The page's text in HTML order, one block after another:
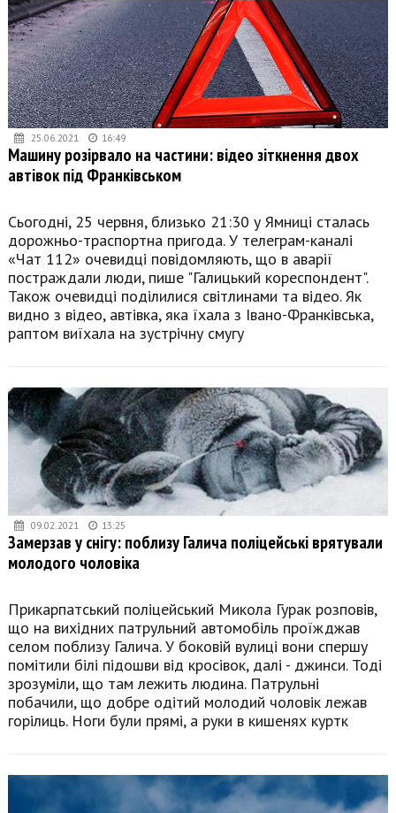
25.06.2021 16:49
Машину розірвало на частини: відео зіткнення двох
автівок під Франківськом
Сьогодні, 25 червня, близько 21:30 у Ямниці сталась
дорожньо-траспортна пригода. У телеграм-каналі
«Чат 112» очевидці повідомляють, що в аварії
постраждали люди, пише "Галицький кореспондент".
Також очевидці поділилися світлинами та відео. Як
видно з відео, автівка, яка їхала з Івано-Франківська,
раптом виїхала на зустрічну смугу
09.02.2021 13:25
Замерзав у снігу: поблизу Галича поліцейські врятували
молодого чоловіка
Прикарпатський поліцейський Микола Гурак розповів,
що на вихідних патрульний автомобіль проїжджав
селом поблизу Галича. У боковій вулиці вони спершу
помітили білі підошви від кросівок, далі - джинси. Тоді
зрозуміли, що там лежить людина. Патрульні
побачили, що добре одітий молодий чоловік лежав
горілиць. Ноги були прямі, а руки в кишенях куртк